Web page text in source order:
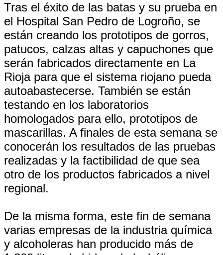
Tras el éxito de las batas y su prueba en
el Hospital San Pedro de Logroño, se
están creando los prototipos de gorros,
patucos, calzas altas y capuchones que
serán fabricados directamente en La
Rioja para que el sistema riojano pueda
autoabastecerse. También se están
testando en los laboratorios
homologados para ello, prototipos de
mascarillas. A finales de esta semana se
conocerán los resultados de las pruebas
realizadas y la factibilidad de que sea
otro de los productos fabricados a nivel
regional.
De la misma forma, este fin de semana
varias empresas de la industria química
y alcoholeras han producido más de